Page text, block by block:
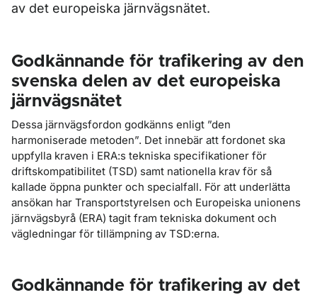
av det europeiska järnvägsnätet.
Godkännande för trafikering av den
svenska delen av det europeiska
järnvägsnätet
Dessa järnvägsfordon godkänns enligt ”den
harmoniserade metoden”. Det innebär att fordonet ska
uppfylla kraven i ERA:s tekniska specifikationer för
driftskompatibilitet (TSD) samt nationella krav för så
kallade öppna punkter och specialfall. För att underlätta
ansökan har Transportstyrelsen och Europeiska unionens
järnvägsbyrå (ERA) tagit fram tekniska dokument och
vägledningar för tillämpning av TSD:erna.
Godkännande för trafikering av det